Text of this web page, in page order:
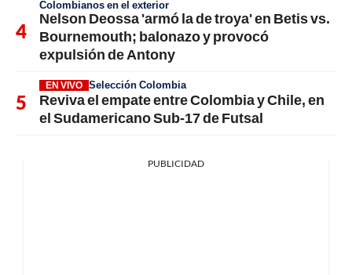
Colombianos en el exterior
Nelson Deossa 'armó la de troya' en Betis vs.
Bournemouth; balonazo y provocó
expulsión de Antony
EN VIVO Selección Colombia
Reviva el empate entre Colombia y Chile, en
el Sudamericano Sub-17 de Futsal
PUBLICIDAD